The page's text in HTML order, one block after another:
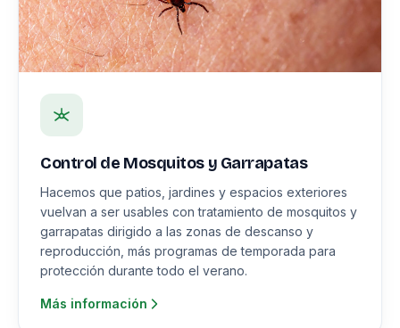
Control de Mosquitos y Garrapatas
Hacemos que patios, jardines y espacios exteriores
vuelvan a ser usables con tratamiento de mosquitos y
garrapatas dirigido a las zonas de descanso y
reproducción, más programas de temporada para
protección durante todo el verano.
Más información